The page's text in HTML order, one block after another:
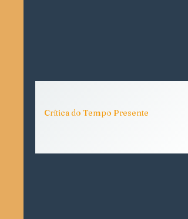
Crítica do Tempo Presente